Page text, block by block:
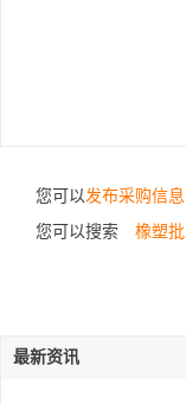
您可以发布采购信息
您可以搜索
橡塑
最新资讯